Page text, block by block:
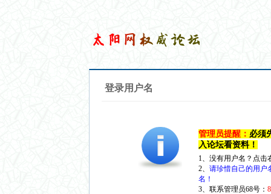
登录用户名
管理员提醒： 必须
入论坛看资料！
1、没有用户名？点
2、 请珍惜自己的用户
名！
3、联系管理员68号：